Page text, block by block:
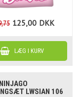
125,00 DKK
LWSIAN 106